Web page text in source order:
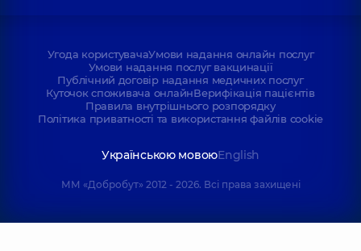
Угода користувачаУмови надання онлайн послуг
Умови надання послуг вакцинації
Публічний договір надання медичних послуг
Куточок споживача онлайнВерифікація пацієнтів
Правила внутрішнього розпорядку
Політика приватності та використання файлів cookie
Українською мовоюEnglish
ММ «Добробут» 2012 - 2026. Всі права захищені